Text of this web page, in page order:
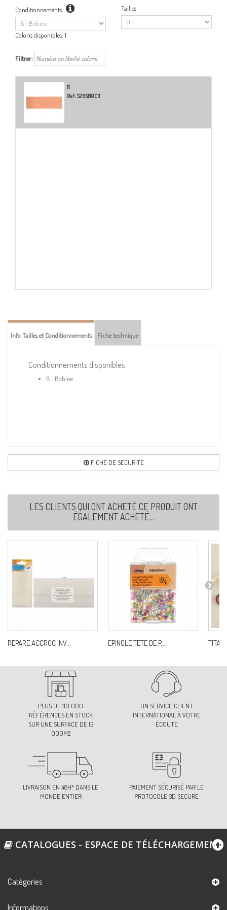
Conditionnements Tailles
Coloris disponibles: 1
Filtrer:
11
Ref: S265B0C11
Info Tailles et Conditionnements Fiche technique
Conditionnements disponibles
B : Bobine
FICHE DE SECURITÉ
LES CLIENTS QUI ONT ACHETÉ CE PRODUIT ONT
ÉGALEMENT ACHETÉ...
REPARE ACCROC INV... EPINGLE TETE DE P...
PLUS DE 110 000
RÉFÉRENCES EN STOCK
SUR UNE SURFACE DE 13
000M2
UN SERVICE CLIENT
INTERNATIONAL À VOTRE
ÉCOUTE
LIVRAISON EN 48H* DANS LE
MONDE ENTIER
PAIEMENT SÉCURISÉ PAR LE
PROTOCOLE 3D SECURE
CATALOGUES - ESPACE DE TÉLÉCHARGEMENT
Catégories
Informations